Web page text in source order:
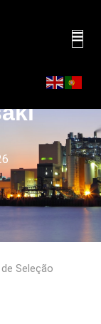
de
Seleção